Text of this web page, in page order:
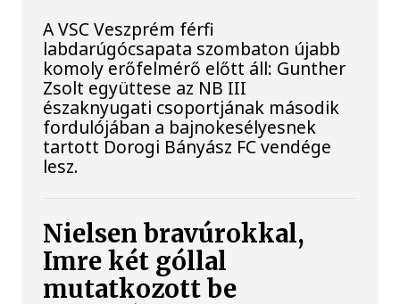
A VSC Veszprém férfi
labdarúgócsapata szombaton újabb
komoly erőfelmérő előtt áll: Gunther
Zsolt együttese az NB III
északnyugati csoportjának második
fordulójában a bajnokesélyesnek
tartott Dorogi Bányász FC vendége
lesz.
Nielsen bravúrokkal,
Imre két góllal
mutatkozott be